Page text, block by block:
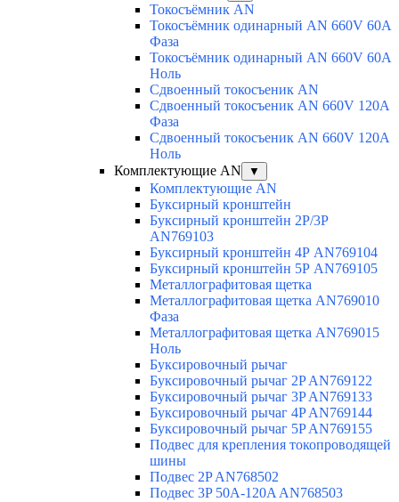
Токосъёмник AN
Токосъёмник одинарный AN 660V 60A
Фаза
Токосъёмник одинарный AN 660V 60A
Ноль
Сдвоенный токосъеник AN
Сдвоенный токосъеник AN 660V 120A
Фаза
Сдвоенный токосъеник AN 660V 120A
Ноль
Комплектующие AN
▼
Комплектующие AN
Буксирный кронштейн
Буксирный кронштейн 2Р/3Р
AN769103
Буксирный кронштейн 4Р AN769104
Буксирный кронштейн 5Р AN769105
Металлографитовая щетка
Металлографитовая щетка AN769010
Фаза
Металлографитовая щетка AN769015
Ноль
Буксировочный рычаг
Буксировочный рычаг 2P AN769122
Буксировочный рычаг 3P AN769133
Буксировочный рычаг 4P AN769144
Буксировочный рычаг 5P AN769155
Подвес для крепления токопроводящей
шины
Подвес 2P AN768502
Подвес 3P 50A-120A AN768503